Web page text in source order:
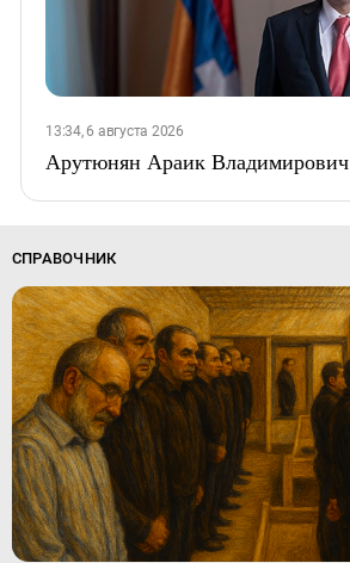
13:34, 6 августа 2026
Арутюнян Араик Владимирович
СПРАВОЧНИК